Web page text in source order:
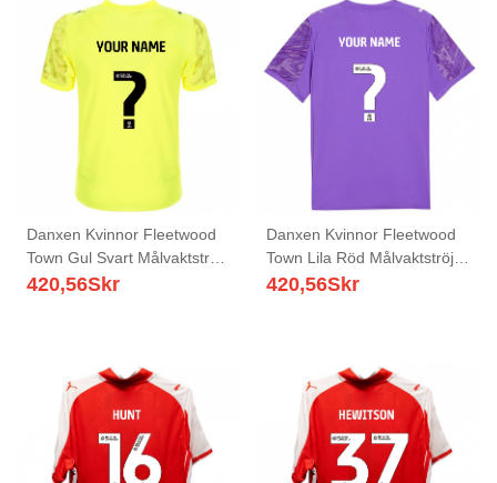
Danxen Kvinnor Fleetwood
Town Gul Svart Målvaktströja
2025/26 T-tröja
420,56Skr
Danxen Kvinnor Fleetwood
Town Lila Röd Målvaktströja
2025/26 T-tröja
420,56Skr